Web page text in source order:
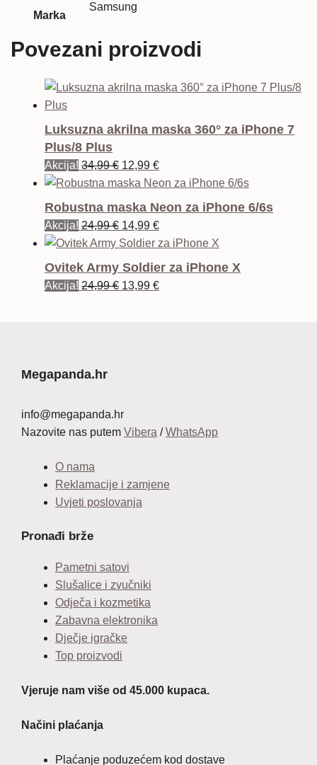
Marka
Samsung
Povezani proizvodi
Luksuzna akrilna maska 360° za iPhone 7
Plus/8 Plus
Akcija! 34,99€ Izvorna
cijena
bila
12,99 €Trenutna
cijena
Robustna maska Neon za iPhone 6/6s
Akcija! 24,99€ Izvorna
cijena
14,99 €Trenutna
cijena
Ovitek Army Soldier za iPhone X
Akcija! 24,99€ Izvorna
13,99 €Trenutna
Megapanda.hr
info@megapanda.hr
Nazovite nas putem Vibera /WhatsApp
O nama
Reklamacije i zamjene
Uvjeti poslovanja
Pronađi brže
Pametni satovi
Slušalice i zvučniki
Odječa i kozmetika
Zabavna elektronika
Dječje igračke
Top proizvodi
Vjeruje nam više od 45.000 kupaca.
Načini plaćanja
Plaćanje poduzećem kod dostave